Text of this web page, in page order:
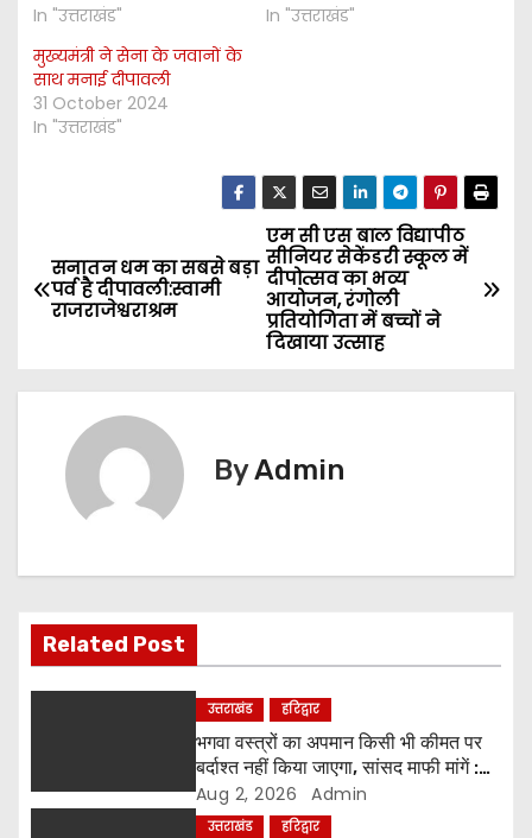
In "उत्तराखंड"
In "उत्तराखंड"
मुख्यमंत्री ने सेना के जवानों के
साथ मनाई दीपावली
31 October 2024
In "उत्तराखंड"
P
o
t
g
a
i
एम सी एस बाल विद्यापीठ
सीनियर सेकेंडरी स्कूल में
दीपोत्सव का भव्य
आयोजन, रंगोली
प्रतियोगिता में बच्चों ने
दिखाया उत्साह
सनातन धम का सबसे बड़ा
पर्व है दीपावली:स्वामी
राजराजेश्वराश्रम
ByAdmin
Related Post
उत्तराखंड हरिद्वार
भगवा वस्त्रों का अपमान किसी भी कीमत पर
बर्दाश्त नहीं किया जाएगा, सांसद माफी मांगें :
श्रीमहंत डॉ. रविंद्र पुरी महाराज
Aug 2, 2026 Admin
उत्तराखंड हरिद्वार